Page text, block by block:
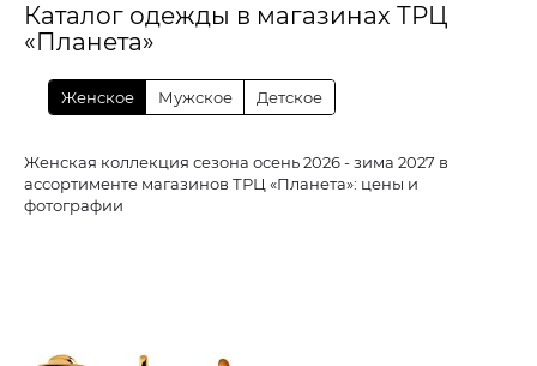
Каталог одежды в магазинах ТРЦ
«Планета»
Женское Мужское Детское
Женская коллекция сезона осень 2026 - зима 2027 в
ассортименте магазинов ТРЦ «Планета»: цены и
фотографии